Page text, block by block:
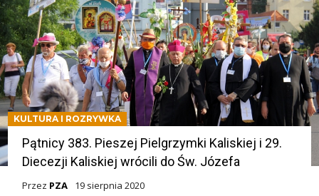
KULTURA I ROZRYWKA
Pątnicy 383. Pieszej Pielgrzymki Kaliskiej i 29.
Diecezji Kaliskiej wrócili do Św. Józefa
Przez PZA
19 sierpnia 2020